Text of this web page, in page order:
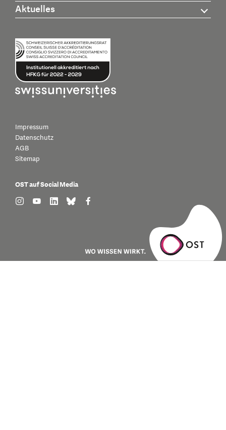
Aktuelles
Impressum
Datenschutz
AGB
Sitemap
OST auf Social Media
find us on: instagram
find us on: youtube
find us on: linkedin
find us on: bluesky
find us on: facebook